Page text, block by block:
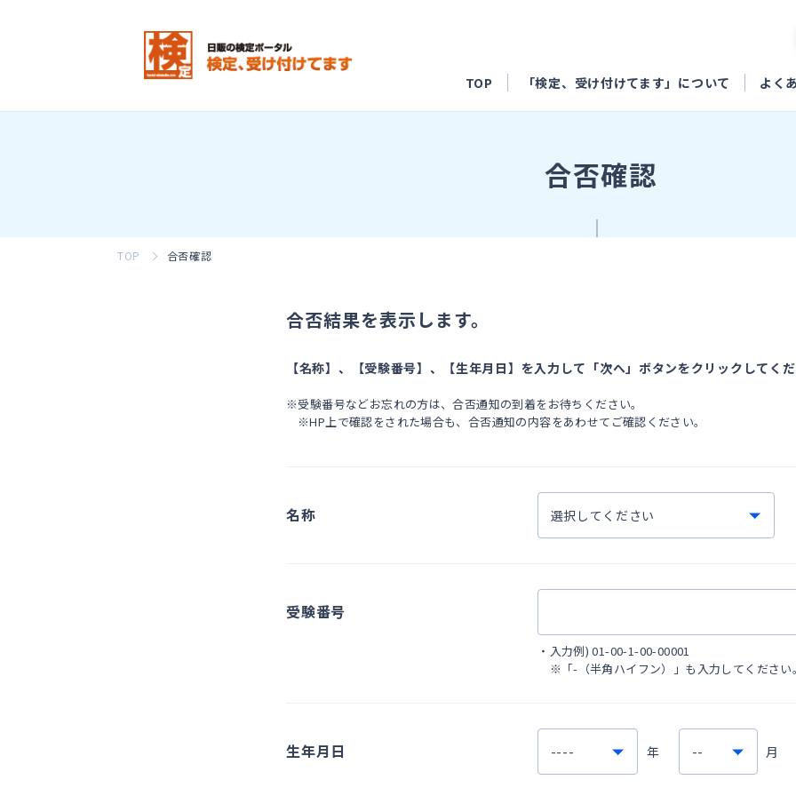
TOP 「検定、受け付けてます」について よく
合否確認
TOP 合否確認
合否結果を表示します。
【名称】、【受験番号】、【生年月日】を入力して「次へ」ボタンをクリックしてく
※受験番号などお忘れの方は、合否通知の到着をお待ちください。
※HP上で確認をされた場合も、合否通知の内容をあわせてご確認ください。
名称
受験番号
・ 入力例) 01-00-1-00-00001
※「-（半角ハイフン）」も入力してください
生年月日 年 月